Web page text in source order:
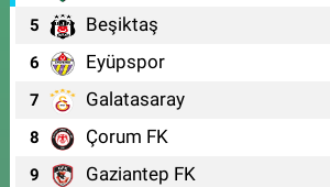
5 Beşiktaş
6 Eyüpspor
7 Galatasaray
8 Çorum FK
9 Gaziantep FK